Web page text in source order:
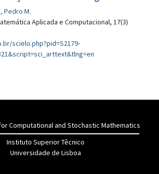
Pedro M.
Aplicada e Computacional, 17(3)
scielo.php?pid=S2179-
Computational and Stochastic Mathematics
Instituto Superior Têcnico
Universidade de Lisboa